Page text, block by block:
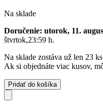
Na sklade
Doručenie: utorok, 11.
štvrtok,23:59 h.
Na sklade zostáva už len 23
Ak si objednáte viac kusov,
Pridať do košíka